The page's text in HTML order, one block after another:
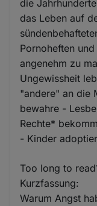
die
das Leben auf
Pornoheften
angenehm zu
Ungewissheit
"andere" an die
bewahre -
Rechte*
- Kinder
Too long to
Kurzfassung:
Warum Angst